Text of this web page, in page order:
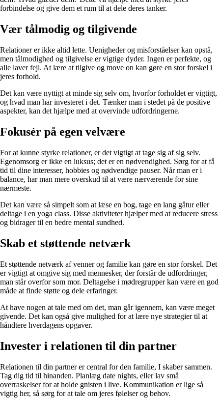
forbindelse og give dem et rum til at dele deres tanker.
Vær tålmodig og tilgivende
Relationer er ikke altid lette. Uenigheder og misforståelser kan opstå,
men tålmodighed og tilgivelse er vigtige dyder. Ingen er perfekte, og
alle laver fejl. At lære at tilgive og move on kan gøre en stor forskel i
jeres forhold.
Det kan være nyttigt at minde sig selv om, hvorfor forholdet er vigtigt,
og hvad man har investeret i det. Tænker man i stedet på de positive
aspekter, kan det hjælpe med at overvinde udfordringerne.
Fokusér på egen velvære
For at kunne styrke relationer, er det vigtigt at tage sig af sig selv.
Egenomsorg er ikke en luksus; det er en nødvendighed. Sørg for at få
tid til dine interesser, hobbies og nødvendige pauser. Når man er i
balance, har man mere overskud til at være nærværende for sine
nærmeste.
Det kan være så simpelt som at læse en bog, tage en lang gåtur eller
deltage i en yoga class. Disse aktiviteter hjælper med at reducere stress
og bidrager til en bedre mental sundhed.
Skab et støttende netværk
Et støttende netværk af venner og familie kan gøre en stor forskel. Det
er vigtigt at omgive sig med mennesker, der forstår de udfordringer,
man står overfor som mor. Deltagelse i mødregrupper kan være en god
måde at finde støtte og dele erfaringer.
At have nogen at tale med om det, man går igennem, kan være meget
givende. Det kan også give mulighed for at lære nye strategier til at
håndtere hverdagens opgaver.
Invester i relationen til din partner
Relationen til din partner er central for den familie, I skaber sammen.
Tag dig tid til hinanden. Planlæg date nights, eller lav små
overraskelser for at holde gnisten i live. Kommunikation er lige så
vigtig her, så sørg for at tale om jeres følelser og behov.